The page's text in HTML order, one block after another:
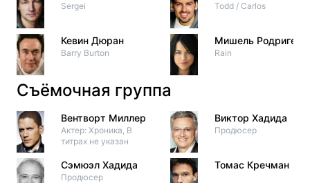
Sergei
Кевин Дюран
Barry Burton
Todd / Carlos
Мишель Родригес
Rain
Съёмочная группа
Вентворт Миллер
Актер: Хроника, В
титрах не указан
Сэмюэл Хадида
Продюсер
Виктор Хадида
Продюсер
Томас Кречман